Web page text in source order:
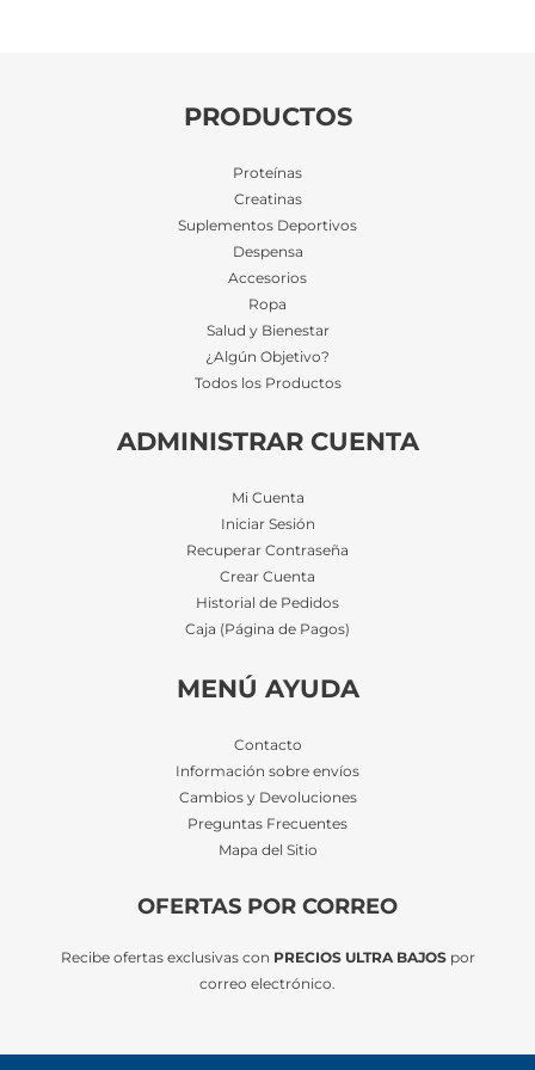
PRODUCTOS
Proteínas
Creatinas
Suplementos Deportivos
Despensa
Accesorios
Ropa
Salud y Bienestar
¿Algún Objetivo?
Todos los Productos
ADMINISTRAR CUENTA
Mi Cuenta
Iniciar Sesión
Recuperar Contraseña
Crear Cuenta
Historial de Pedidos
Caja (Página de Pagos)
MENÚ AYUDA
Contacto
Información sobre envíos
Cambios y Devoluciones
Preguntas Frecuentes
Mapa del Sitio
OFERTAS POR CORREO
Recibe ofertas exclusivas con PRECIOS ULTRA BAJOSpor
correo electrónico.